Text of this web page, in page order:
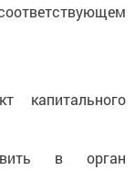
капитального
в орган